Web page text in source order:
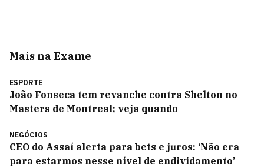
Mais na Exame
ESPORTE
João Fonseca tem revanche contra Shelton no
Masters de Montreal; veja quando
NEGÓCIOS
CEO do Assaí alerta para bets e juros: ‘Não era
para estarmos nesse nível de endividamento’